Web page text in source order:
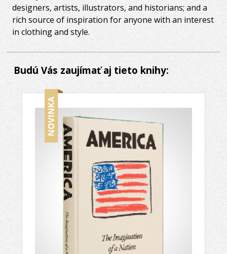
designers, artists, illustrators, and historians; and a
rich source of inspiration for anyone with an interest
in clothing and style.
Budú Vás zaujímať aj tieto knihy: